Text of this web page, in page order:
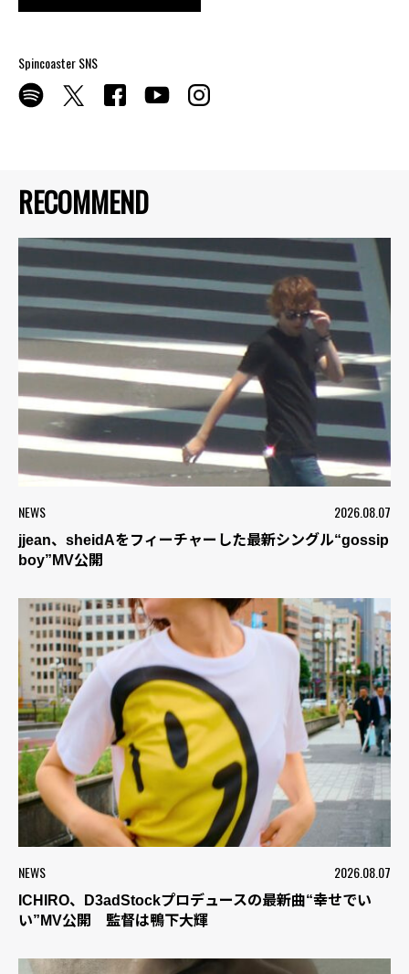
RECOMMEND
NEWS 2026.08.07
jjean、sheidAをフィーチャーした最新シングル“gossip
boy”MV公開
NEWS 2026.08.07
ICHIRO、D3adStockプロデュースの最新曲“幸せでい
い”MV公開 監督は鴨下大輝
Spincoaster SNS